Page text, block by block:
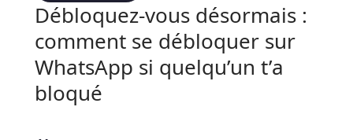
Débloquez-vous désormais :
comment se débloquer sur
WhatsApp si quelqu’un t’a
bloqué